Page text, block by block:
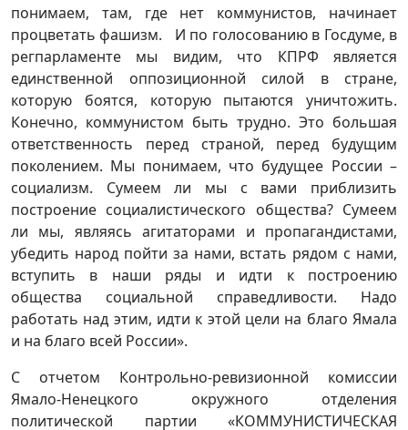
понимаем, там, где нет коммунистов, начинает
процветать фашизм. И по голосованию в Госдуме, в
регпарламенте мы видим, что КПРФ является
единственной оппозиционной силой в стране,
которую боятся, которую пытаются уничтожить.
Конечно, коммунистом быть трудно. Это большая
ответственность перед страной, перед будущим
поколением. Мы понимаем, что будущее России –
социализм. Сумеем ли мы с вами приблизить
построение социалистического общества? Сумеем
ли мы, являясь агитаторами и пропагандистами,
убедить народ пойти за нами, встать рядом с нами,
вступить в наши ряды и идти к построению
общества социальной справедливости. Надо
работать над этим, идти к этой цели на благо Ямала
и на благо всей России».
С отчетом Контрольно-ревизионной комиссии
Ямало-Ненецкого окружного отделения
политической партии «КОММУНИСТИЧЕСКАЯ